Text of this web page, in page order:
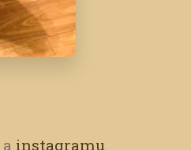
a instagramu